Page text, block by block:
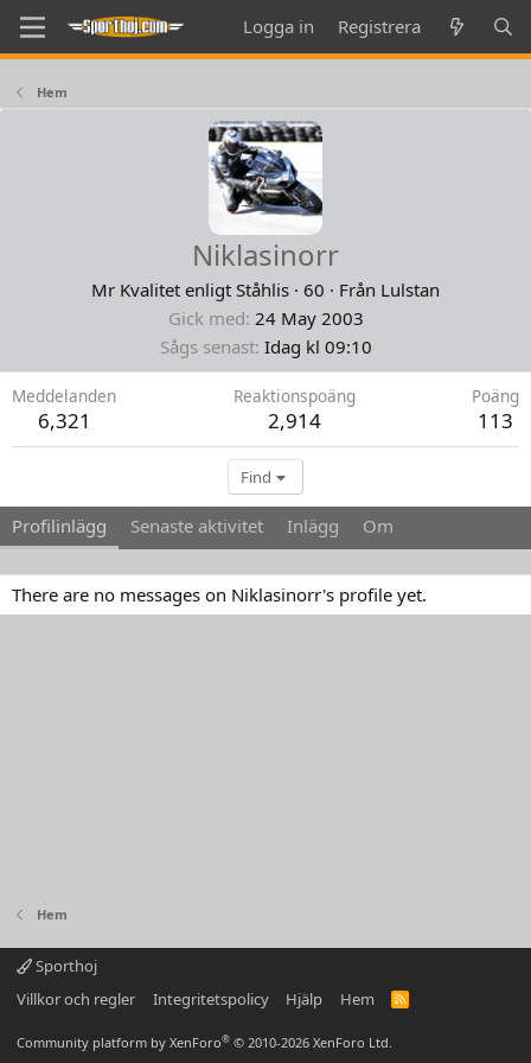
Logga in Registrera
Hem
Niklasinorr
Mr Kvalitet enligt Ståhlis · 60 · Från Lulstan
Gick med 24 May 2003
Sågs senast Idag kl 09:10
Meddelanden
6,321
Reaktionspoäng
2,914
Poäng
113
Find
Profilinlägg Senaste aktivitet Inlägg Om
There are no messages on Niklasinorr's profile yet.
Hem
Sporthoj
Villkor och regler
Integritetspolicy Hjälp Hem
R
Community platform by XenForo® © 2010-2026 XenForo Ltd.